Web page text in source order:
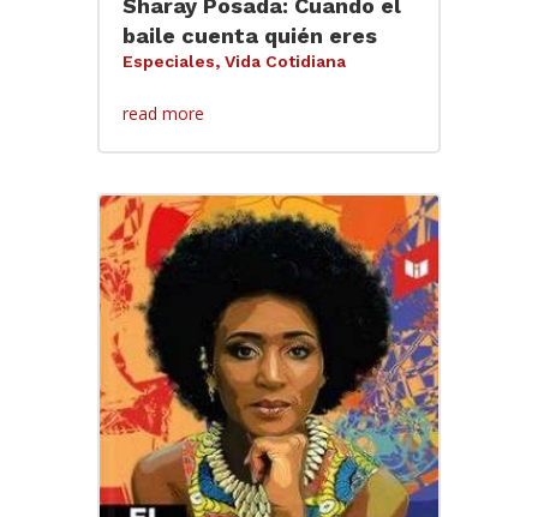
Sharay Posada: Cuando el
baile cuenta quién eres
Especiales, Vida Cotidiana
read more